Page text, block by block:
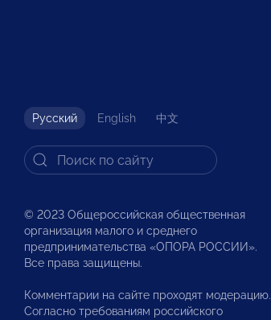
Русский English 中文
© 2023 Общероссийская общественная
организация малого и среднего
предпринимательства «ОПОРА РОССИИ».
Все права защищены.
Комментарии на сайте проходят модерацию.
Согласно требованиям российского